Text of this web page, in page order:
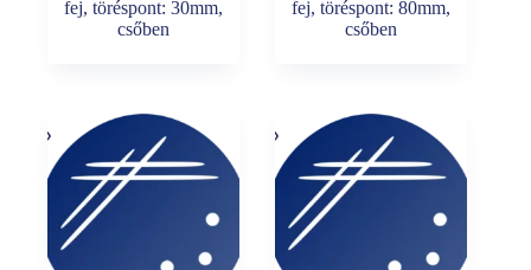
fej, töréspont: 30mm,
csőben
fej, töréspont: 80mm,
csőben